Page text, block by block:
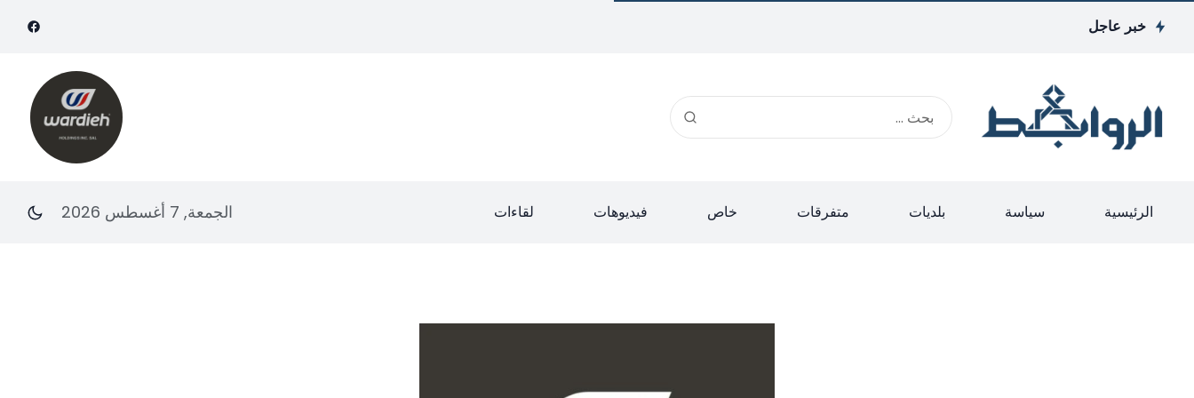
خبر عاجل
الرئيسية سياسة بلديات متفرقات خاص فيديوهات لقاءات الجمعة, 7 أغسطس 2026